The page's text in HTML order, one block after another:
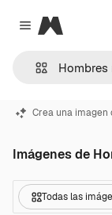
Close menu
Magnific
Crea una imagen
Imágenes de
Todas las